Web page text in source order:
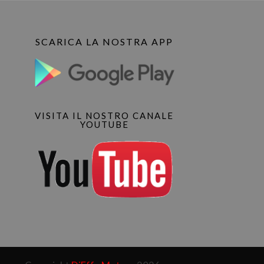
SCARICA LA NOSTRA APP
VISITA IL NOSTRO CANALE
YOUTUBE